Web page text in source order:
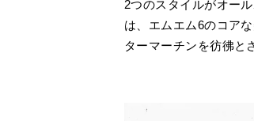
2つのスタイルがオー
は、エムエム6のコア
ターマーチンを彷彿と